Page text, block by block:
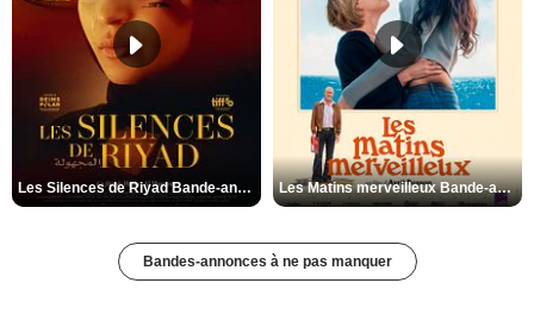
Les Silences de Riyad Bande-annonce VO STFR Les Matins merveilleux Bande-annonce VF
Bandes-annonces à ne pas manquer